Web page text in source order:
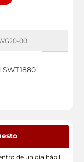
00
de un día hábil.